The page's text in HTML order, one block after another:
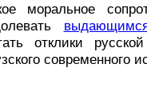
моральное
отклики
современного